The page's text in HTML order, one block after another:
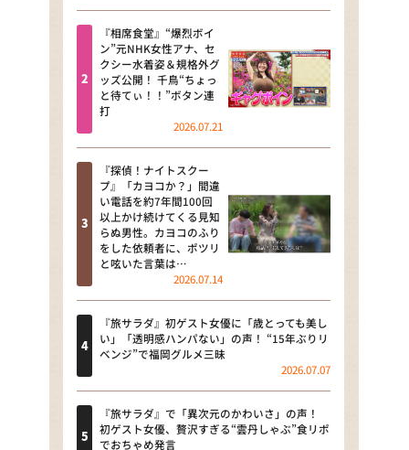
news おかえり
河合＆A.B.C-Z塚田×福井アナ
「なんでやねん！？」（news お
かえり）
DAIGOも台所 ～きょうの献立 何
にする？～
本日はダイアンなり！シーズン２
朝だ！生です旅サラダ
教えて！ニュースライブ 正義の
ミカタ
ＬＩＦＥ～夢のカタチ～
新婚さんいらっしゃい！
ザキ山小屋本館
『相席食堂』“爆烈ボイ
ン”元NHK女性アナ、セ
クシー水着姿＆規格外グ
ッズ公開！ 千鳥“ちょっ
と待てぃ！！”ボタン連
打
2026.07.21
『探偵！ナイトスクー
プ』「カヨコか？」間違
い電話を約7年間100回
以上かけ続けてくる見知
らぬ男性。カヨコのふり
をした依頼者に、ポツリ
と呟いた言葉は…
2026.07.14
『旅サラダ』初ゲスト女優に「歳とっても美し
い」「透明感ハンパない」の声！ “15年ぶりリ
ベンジ”で福岡グルメ三昧
2026.07.07
『旅サラダ』で「異次元のかわいさ」の声！
初ゲスト女優、贅沢すぎる“雲丹しゃぶ”食リポ
でおちゃめ発言